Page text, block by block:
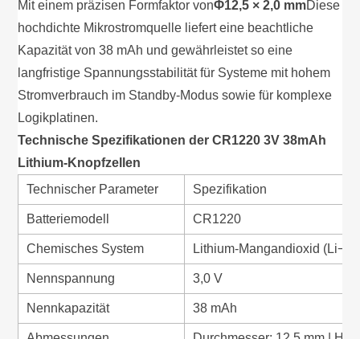
Mit einem präzisen Formfaktor vonΦ12,5 × 2,0 mmDiese
hochdichte Mikrostromquelle liefert eine beachtliche
Kapazität von 38 mAh und gewährleistet so eine
langfristige Spannungsstabilität für Systeme mit hohem
Stromverbrauch im Standby-Modus sowie für komplexe
Logikplatinen.
Technische Spezifikationen der CR1220 3V 38mAh
Lithium-Knopfzellen
Technischer Parameter
Spezifikation
Batteriemodell CR1220
Chemisches System Lithium-Mangandioxid
Nennspannung 3,0 V
Nennkapazität 38 mAh